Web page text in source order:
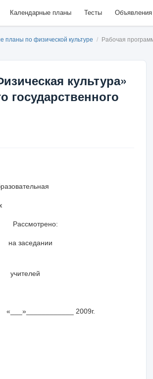
Календарные планы Тесты Объявления
планы по физической культуре /
Рабочая
культура»
государ­ственного
заседании
2009г.